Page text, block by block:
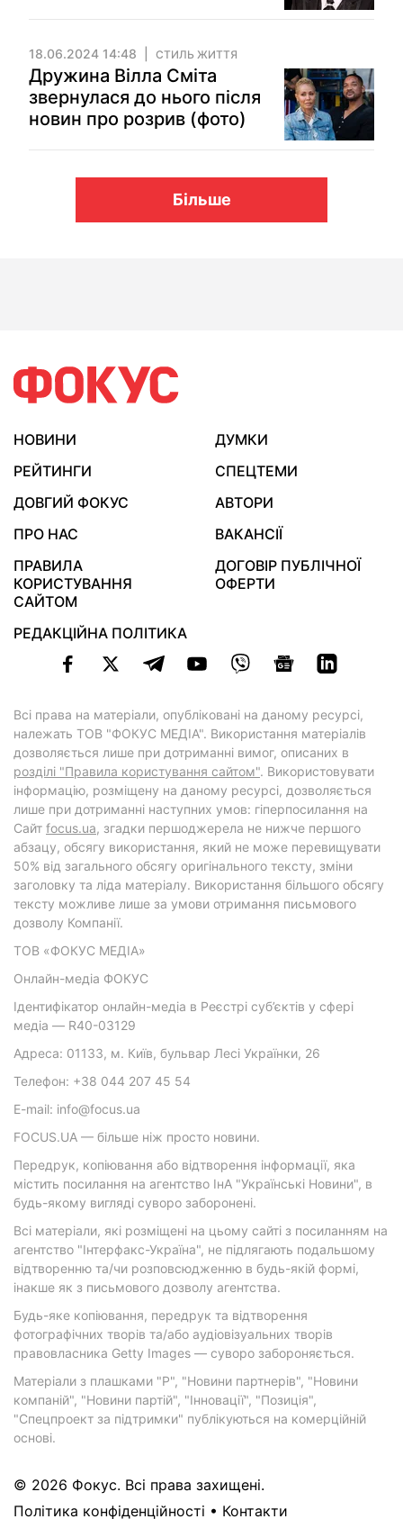
18.06.2024 14:48 СТИЛЬ ЖИТТЯ
Дружина Вілла Сміта
звернулася до нього після
новин про розрив (фото)
Більше
НОВИНИ
ДУМКИ
РЕЙТИНГИ
СПЕЦТЕМИ
ДОВГИЙ ФОКУС
АВТОРИ
ПРО НАС
ВАКАНСІЇ
ПРАВИЛА
КОРИСТУВАННЯ
САЙТОМ
ДОГОВІР ПУБЛІЧНОЇ
ОФЕРТИ
РЕДАКЦІЙНА ПОЛІТИКА
Всі права на матеріали, опубліковані на даному ресурсі,
належать ТОВ "ФОКУС МЕДІА". Використання матеріалів
дозволяється лише при дотриманні вимог, описаних в
розділі "Правила користування сайтом". Використовувати
інформацію, розміщену на даному ресурсі, дозволяється
лише при дотриманні наступних умов: гіперпосилання на
Cайт focus.ua, згадки першоджерела не нижче першого
абзацу, обсягу використання, який не може перевищувати
50% від загального обсягу оригінального тексту, зміни
заголовку та ліда матеріалу. Використання більшого обсягу
тексту можливе лише за умови отримання письмового
дозволу Компанії.
ТОВ «ФОКУС МЕДІА»
Онлайн-медіа ФОКУС
Ідентифікатор онлайн-медіа в Реєстрі суб’єктів у сфері
медіа — R40-03129
Адреса: 01133, м. Київ, бульвар Лесі Українки, 26
Телефон: +38 044 207 45 54
E-mail: info@focus.ua
FOCUS.UA — більше ніж просто новини.
Передрук, копіювання або відтворення інформації, яка
містить посилання на агентство ІнА "Українські Новини", в
будь-якому вигляді суворо заборонені.
Всі матеріали, які розміщені на цьому сайті з посиланням на
агентство "Інтерфакс-Україна", не підлягають подальшому
відтворенню та/чи розповсюдженню в будь-якій формі,
інакше як з письмового дозволу агентства.
Будь-яке копіювання, передрук та відтворення
фотографічних творів та/або аудіовізуальних творів
правовласника Getty Images — суворо забороняється.
Матеріали з плашками "Р", "Новини партнерів", "Новини
компаній", "Новини партій", "Інновації", "Позиція",
"Спецпроект за підтримки" публікуються на комерційній
основі.
© 2026 Фокус. Всі права захищені.
Політика конфіденційності • Контакти